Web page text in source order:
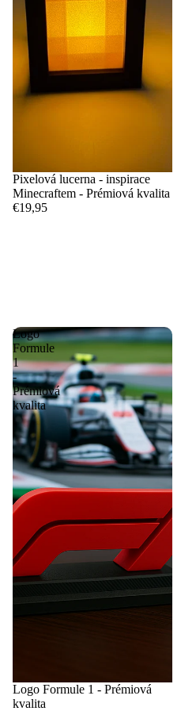
Pixelová lucerna - inspirace
Minecraftem - Prémiová kvalita
€19,95
Logo
Formule
1
-
Prémiová
kvalita
Logo Formule 1 - Prémiová
kvalita